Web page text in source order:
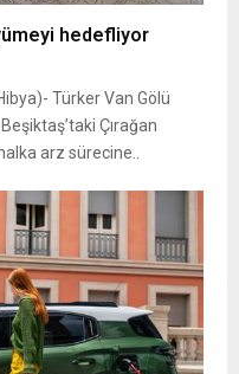
hedefliyor
Türker Van Gölü
Çırağan
arz sürecine..